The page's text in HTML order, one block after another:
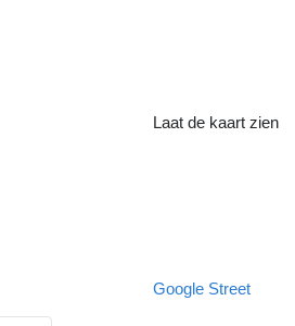
Laat de kaart zien
Google Street